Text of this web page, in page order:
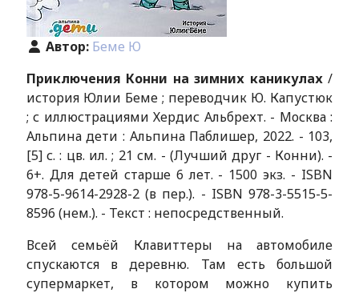
Автор: Беме Ю
Приключения Конни на зимних каникулах/
история Юлии Беме ; переводчик Ю. Капустюк
; с иллюстрациями Хердис Альбрехт. - Москва :
Альпина дети : Альпина Паблишер, 2022. - 103,
[5] с. : цв. ил. ; 21 см. - (Лучший друг - Конни). -
6+. Для детей старше 6 лет. - 1500 экз. - ISBN
978-5-9614-2928-2 (в пер.). - ISBN 978-3-5515-5-
8596 (нем.). - Текст : непосредственный.
Всей семьёй Клавиттеры на автомобиле
спускаются в деревню. Там есть большой
супермаркет, в котором можно купить